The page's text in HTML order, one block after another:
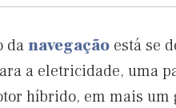
danavegação está se
a eletricidade, uma
híbrido, em mais um